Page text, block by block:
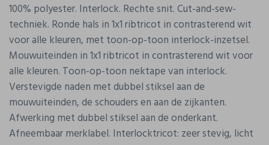
100% polyester. Interlock. Rechte snit. Cut-and-sew-
techniek. Ronde hals in 1x1 ribtricot in contrasterend wit
voor alle kleuren, met toon-op-toon interlock-inzetsel.
Mouwuiteinden in 1x1 ribtricot in contrasterend wit voor
alle kleuren. Toon-op-toon nektape van interlock.
Verstevigde naden met dubbel stiksel aan de
mouwuiteinden, de schouders en aan de zijkanten.
Afwerking met dubbel stiksel aan de onderkant.
Afneembaar merklabel. Interlocktricot: zeer stevig, licht